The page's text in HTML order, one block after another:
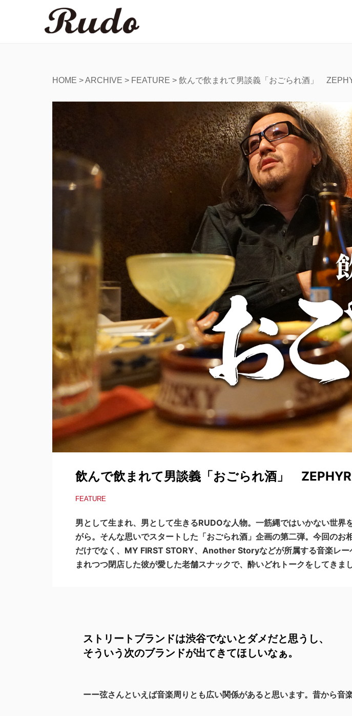
HOME >ARCHIVE > FEATURE > 飲んで飲まれて男談義「おごられ酒」
飲んで飲まれて男談義「おごられ酒」
FEATURE
男として生まれ、男として生きるRUDOな人物。一筋縄ではいかない世
がら。そんな思いでスタートした「おごられ酒」企画の第二弾。今回の
だけでなく、MY FIRST STORY、Another Storyなどが所属する音楽レ
まれつつ閉店した彼が愛した老舗スナックで、酔いどれトークをしてきまし
ストリートブランドは渋谷でないとダメだと思うし、
そういう次のブランドが出てきてほしいなぁ。
ーー弦さんといえば音楽周りとも広い関係があると思います。昔から音